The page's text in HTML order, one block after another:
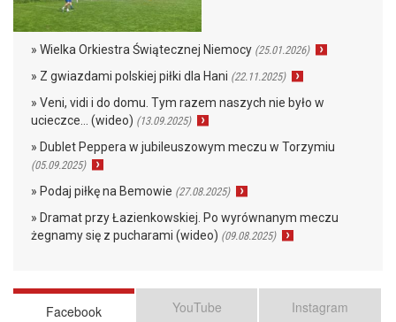
» Wielka Orkiestra Świątecznej Niemocy (25.01.2026)
» Z gwiazdami polskiej piłki dla Hani (22.11.2025)
» Veni, vidi i do domu. Tym razem naszych nie było w
ucieczce… (wideo) (13.09.2025)
» Dublet Peppera w jubileuszowym meczu w Torzymiu
(05.09.2025)
» Podaj piłkę na Bemowie (27.08.2025)
» Dramat przy Łazienkowskiej. Po wyrównanym meczu
żegnamy się z pucharami (wideo) (09.08.2025)
Facebook YouTube Instagram